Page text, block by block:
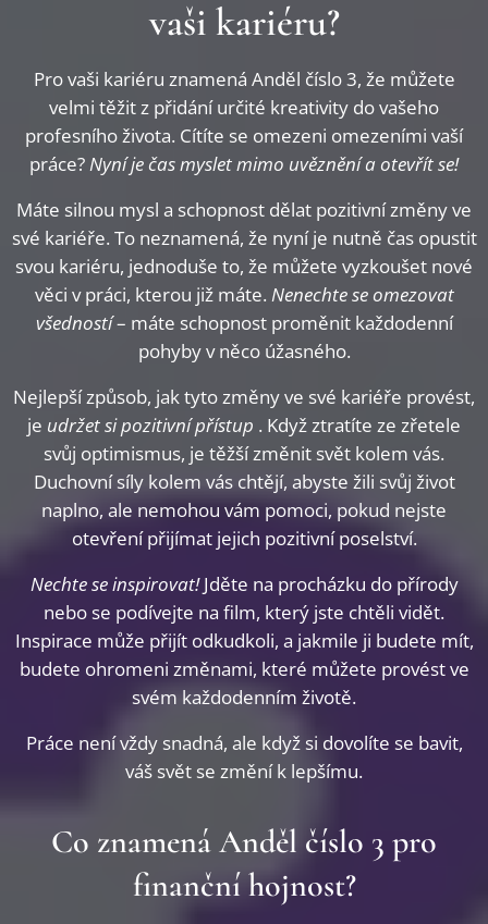
vaši kariéru?
Pro vaši kariéru znamená Anděl číslo 3, že můžete
velmi těžit z přidání určité kreativity do vašeho
profesního života. Cítíte se omezeni omezeními vaší
práce?Nyní je čas myslet mimo uvěznění a otevřít se!
Máte silnou mysl a schopnost dělat pozitivní změny ve
své kariéře. To neznamená, že nyní je nutně čas opustit
svou kariéru, jednoduše to, že můžete vyzkoušet nové
věci v práci, kterou již máte. Nenechte se omezovat
všedností– máte schopnost proměnit každodenní
pohyby v něco úžasného.
Nejlepší způsob, jak tyto změny ve své kariéře provést,
je udržet si pozitivní přístup . Když ztratíte ze zřetele
svůj optimismus, je těžší změnit svět kolem vás.
Duchovní síly kolem vás chtějí, abyste žili svůj život
naplno, ale nemohou vám pomoci, pokud nejste
otevření přijímat jejich pozitivní poselství.
Nechte se inspirovat!Jděte na procházku do přírody
nebo se podívejte na film, který jste chtěli vidět.
Inspirace může přijít odkudkoli, a jakmile ji budete mít,
budete ohromeni změnami, které můžete provést ve
svém každodenním životě.
Práce není vždy snadná, ale když si dovolíte se bavit,
váš svět se změní k lepšímu.
Co znamená Anděl číslo 3 pro
finanční hojnost?